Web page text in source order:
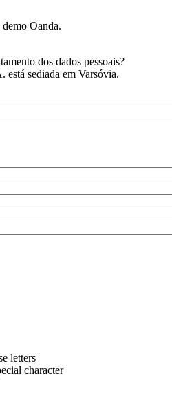
Oanda.
dos dados pessoais?
sediada em Varsóvia.
letters
character